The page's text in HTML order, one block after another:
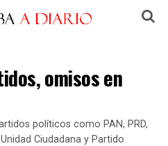
omisos en
políticos como PAN, PRD,
Ciudadana y Partido